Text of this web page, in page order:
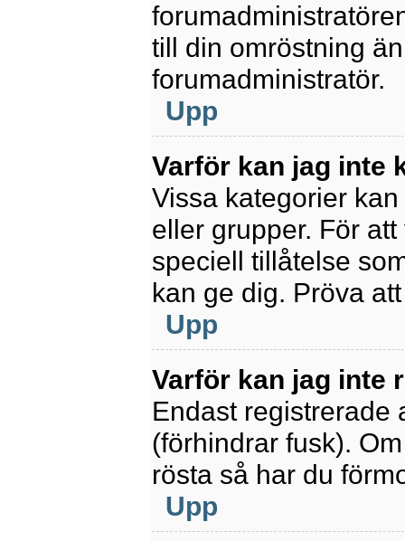
till din omröstning
forumadministratör.
Upp
Varför kan jag inte
Vissa kategorier
eller grupper. För
speciell tillåtelse
kan ge dig. Pröva
Upp
Varför kan jag inte
Endast registrerade
(förhindrar fusk).
rösta så har du
Upp